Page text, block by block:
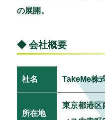
の展開。
◆ 会社概要
社名 TakeMe株
所在地
東京都港